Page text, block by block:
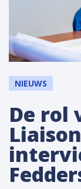
NIEUWS
De rol